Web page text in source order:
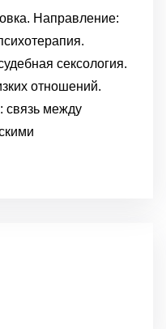
Направление:
сексология.
отношений.
связь между